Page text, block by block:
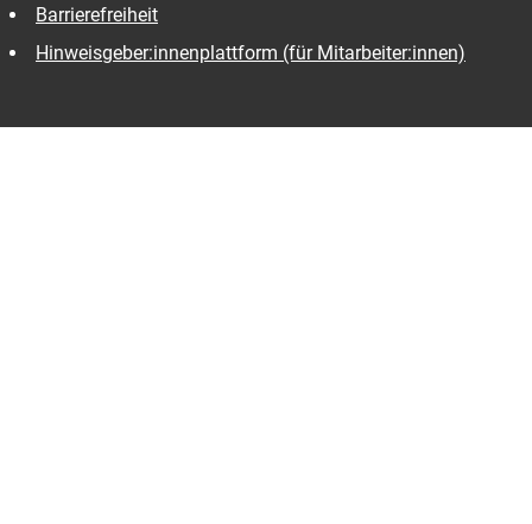
Barrierefreiheit
Hinweisgeber:innenplattform (für Mitarbeiter:innen)